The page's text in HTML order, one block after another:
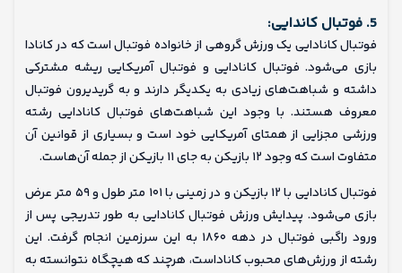
5. فوتبال کاندایی:
فوتبال کانادایی یک ورزش گروهی از خانواده فوتبال است که در کانادا
بازی می‌شود. فوتبال کانادایی و فوتبال آمریکایی ریشه مشترکی
داشته و شباهت‌های زیادی به یکدیگر دارند و به گریدیرون فوتبال
معروف هستند. با وجود این شباهت‌های فوتبال کانادایی رشته
ورزشی مجزایی از همتای آمریکایی خود است و بسیاری از قوانین آن
متفاوت است که وجود ۱۲ بازیکن به جای ۱۱ بازیکن از جمله آن‌هاست.
فوتبال کانادایی با ۱۲ بازیکن و در زمینی با ۱۰۱ متر طول و ۵۹ متر عرض
بازی می‌شود. پیدایش ورزش فوتبال کانادایی به طور تدریجی پس از
ورود راگبی فوتبال در دهه ۱۸۶۰ به این سرزمین انجام گرفت. این
رشته از ورزش‌های محبوب کاناداست، هرچند که هیچگاه نتوانسته به